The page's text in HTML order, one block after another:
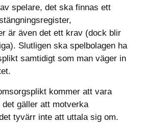
spelare, det ska finnas ett
är även det ett krav (dock blir
Slutligen ska spelbolagen ha
samtidigt som man väger in
kommer att vara
gäller att motverka
tyvärr inte att uttala sig om.